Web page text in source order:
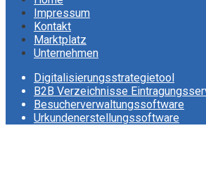
Impressum
Kontakt
Marktplatz
Unternehmen
Digitalisierungsstrategietool
B2B Verzeichnisse
Besucherverwaltungssoftware
Urkundenerstellungssoftware